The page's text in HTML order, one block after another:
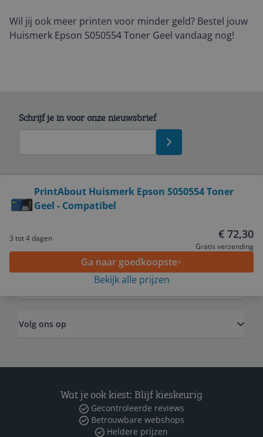
Wil jij ook meer printen voor minder geld? Bestel jouw
Huismerk Epson S050554 Toner Geel vandaag nog!
PrintAbout Huismerk Epson S050554 Toner
Geel - Compatibel
3 tot 4 dagen € 72,30
Gratis verzending
Ga naar goedkoopste
Bekijk alle prijzen
Schrijf je in voor onze nieuwsbrief
Service
Algemeen
Volg ons op
Wat je ook kiest: Blijf kieskeurig
Gecontroleerde reviews
Betrouwbare webshops
Heldere prijzen